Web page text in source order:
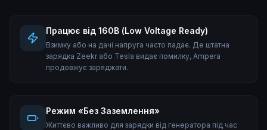
Працює від 160В (Low Voltage Ready)
Взимку або на дачі напруга часто падає. Де штатна
зарядка Zeekr або Tesla видає помилку, Ampera
продовжує заряджати.
Режим «Без Заземлення»
Життєво важливо для зарядки від генератора під час